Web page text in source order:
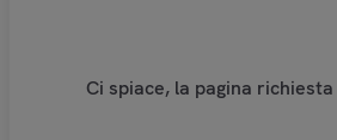
Ci spiace, la pagina